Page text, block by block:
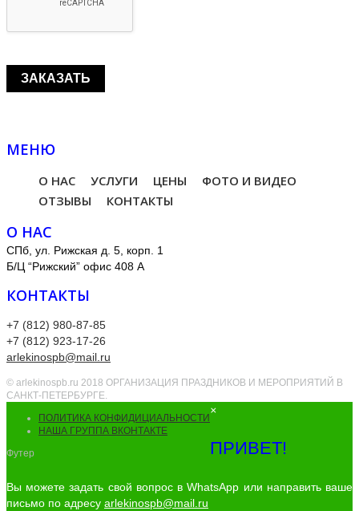
МЕНЮ
О НАС УСЛУГИ ЦЕНЫ
ФОТО И ВИДЕО
ОТЗЫВЫ
КОНТАКТЫ
О НАС
СПб, ул. Рижская д. 5, корп. 1
Б/Ц “Рижский” офис 408 А
КОНТАКТЫ
+7 (812) 980-87-85
+7 (812) 923-17-26
arlekinospb@mail.ru
© arlekinospb.ru 2018 ОРГАНИЗАЦИЯ ПРАЗДНИКОВ И МЕРОПРИЯТИЙ В
САНКТ-ПЕТЕРБУРГЕ.
ПОЛИТИКА КОНФИДИЦИАЛЬНОСТИ
НАША ГРУППА ВКОНТАКТЕ
Футер
×
ПРИВЕТ!
Вы можете задать свой вопрос в WhatsApp или направить ваше
письмо по адресу arlekinospb@mail.ru